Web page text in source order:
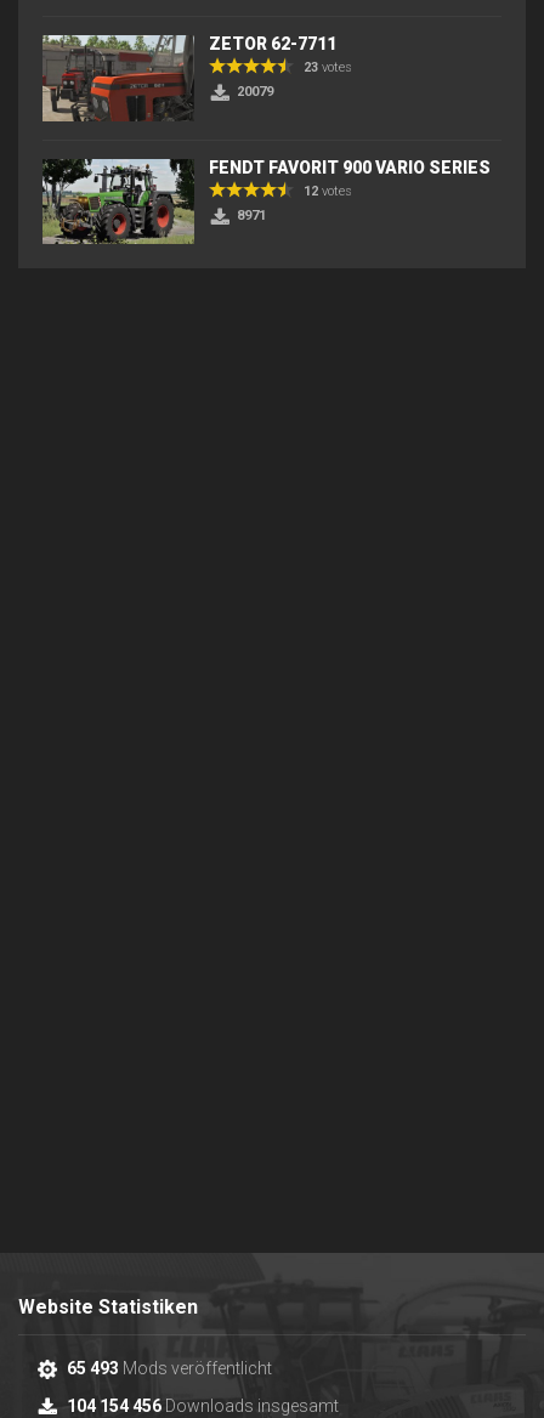
ZETOR 62-7711
23 votes
20079
FENDT FAVORIT 900 VARIO SERIES
12 votes
8971
Website Statistiken
65 493 Mods veröffentlicht
104 154 456 Downloads insgesamt